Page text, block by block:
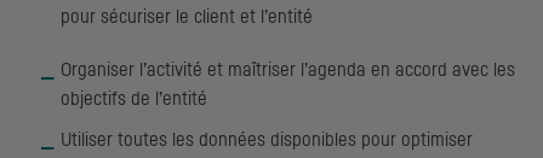
pour sécuriser le client et l’entité
Organiser l’activité et maîtriser l’agenda en accord avec les
objectifs de l’entité
Utiliser toutes les données disponibles pour optimiser